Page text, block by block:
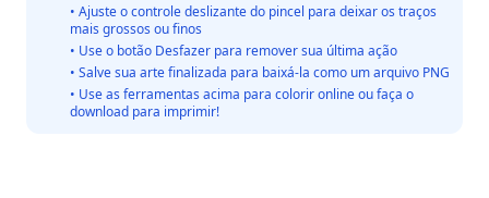
• Ajuste o controle deslizante do pincel para deixar os traços
mais grossos ou finos
• Use o botão Desfazer para remover sua última ação
• Salve sua arte finalizada para baixá-la como um arquivo PNG
• Use as ferramentas acima para colorir online ou faça o
download para imprimir!